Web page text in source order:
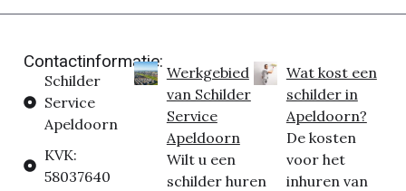
Contactinformatie:
Schilder
Service
Apeldoorn
KVK:
58037640
Werkgebied
van Schilder
Service
Apeldoorn
Wilt u een
schilder huren
Wat kost een
schilder in
Apeldoorn?
De kosten
voor het
inhuren van